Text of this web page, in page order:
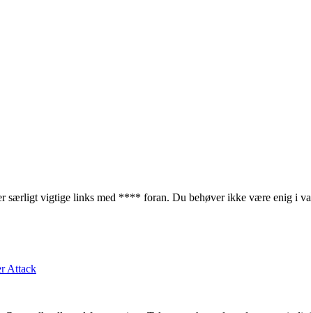
særligt vigtige links med **** foran. Du behøver ikke være enig i
Attack